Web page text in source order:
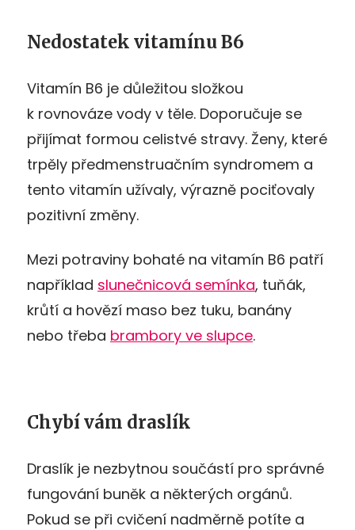
Nedostatek vitamínu B6
Vitamín B6 je důležitou složkou
k rovnováze vody v těle. Doporučuje se
přijímat formou celistvé stravy. Ženy, které
trpěly předmenstruačním syndromem a
tento vitamín užívaly, výrazně pociťovaly
pozitivní změny.
Mezi potraviny bohaté na vitamín B6 patří
například slunečnicová semínka, tuňák,
krůtí a hovězí maso bez tuku, banány
nebo třeba brambory ve slupce.
Chybí vám draslík
Draslík je nezbytnou součástí pro správné
fungování buněk a některých orgánů.
Pokud se při cvičení nadměrně potíte a